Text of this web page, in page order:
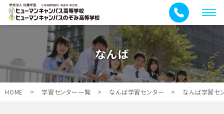
メ
ニ
ュ
ー
なんば
HOME > 学習センター一覧 > なんば学習センター > なんば学習セ